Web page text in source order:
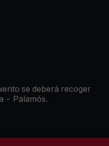
se deberá recoger
- Palamós.